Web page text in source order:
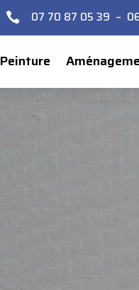
 07 70 87 05 39 –
Peinture